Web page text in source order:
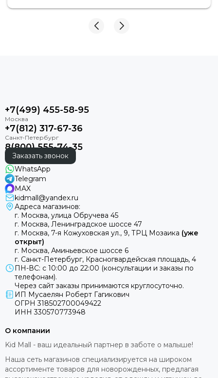
+7(499) 455-58-95
+7(812) 317-67-36
8(800) 555-74-35
Заказать звонок
WhatsApp
Telegram
MAX
kidmall@yandex.ru
Адреса магазинов:
г. Москва, улица Обручева 45
г. Москва, Ленинградское шоссе 47
г. Москва, 7-я Кожуховская ул., 9, ТРЦ Мозаика (уже
открыт)
г. Москва, Аминьевское шоссе 6
г. Санкт-Петербург, Красногвардейская площадь, 4
ПН-ВС: с 10:00 до 22:00 (консультации и заказы по
телефонам).
Через сайт заказы принимаются круглосуточно.
ИП Мусаелян Роберт Гагикович
ОГРН 318502700049422
ИНН 330570773948
О компании
Kid Mall - ваш идеальный партнер в заботе о малыше!
Наша сеть магазинов специализируется на широком
ассортименте товаров для новорожденных, предлагая